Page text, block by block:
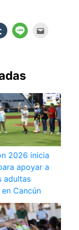
2026 inicia
apoyar a
adultas
Cancún